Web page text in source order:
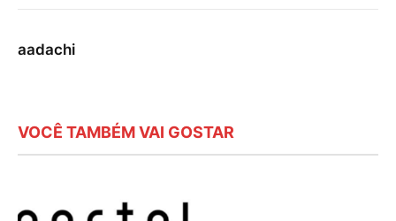
aadachi
VOCÊ TAMBÉM VAI GOSTAR